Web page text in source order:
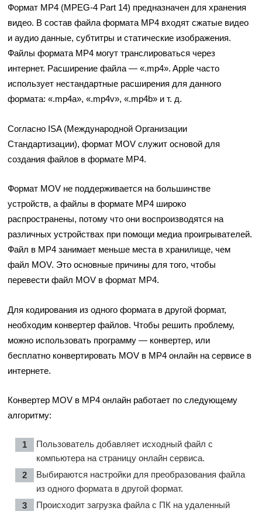
Формат MP4 (MPEG-4 Part 14) предназначен для хранения
видео. В состав файла формата MP4 входят сжатые видео
и аудио данные, субтитры и статические изображения.
Файлы формата MP4 могут транслироваться через
интернет. Расширение файла — «.mp4». Apple часто
использует нестандартные расширения для данного
формата: «.mp4a», «.mp4v», «.mp4b» и т. д.
Согласно ISA (Международной Организации
Стандартизации), формат MOV служит основой для
создания файлов в формате MP4.
Формат MOV не поддерживается на большинстве
устройств, а файлы в формате MP4 широко
распространены, потому что они воспроизводятся на
различных устройствах при помощи медиа проигрывателей.
Файл в MP4 занимает меньше места в хранилище, чем
файл MOV. Это основные причины для того, чтобы
перевести файл MOV в формат MP4.
Для кодирования из одного формата в другой формат,
необходим конвертер файлов. Чтобы решить проблему,
можно использовать программу — конвертер, или
бесплатно конвертировать MOV в MP4 онлайн на сервисе в
интернете.
Конвертер MOV в MP4 онлайн работает по следующему
алгоритму:
Пользователь добавляет исходный файл с
компьютера на страницу онлайн сервиса.
Выбираются настройки для преобразования файла
из одного формата в другой формат.
Происходит загрузка файла с ПК на удаленный